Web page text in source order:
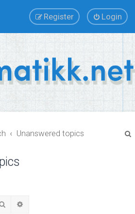
Login
Register
Unanswered topics
Search